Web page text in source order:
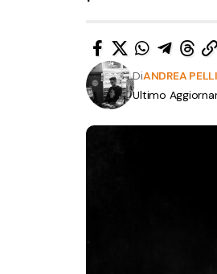
Ultimo
DiANDREA